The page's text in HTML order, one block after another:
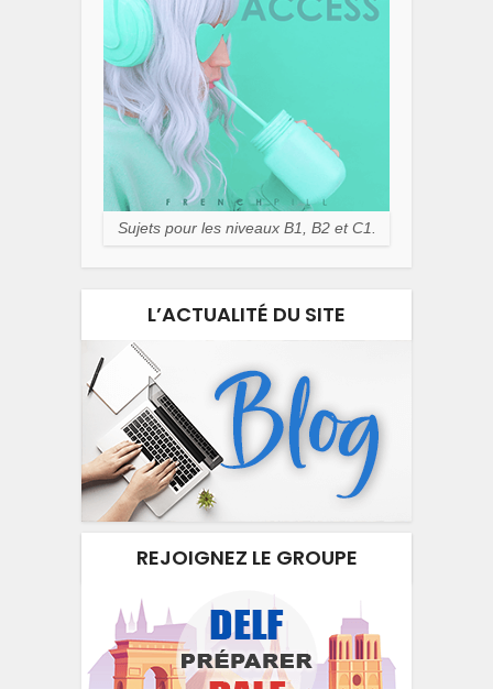
Sujets pour les niveaux B1, B2 et C1.
L’ACTUALITÉ DU SITE
REJOIGNEZ LE GROUPE